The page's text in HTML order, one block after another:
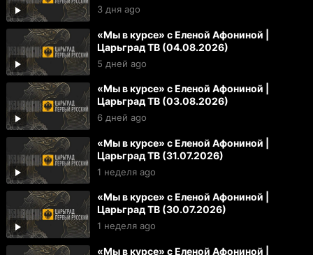
3 дня ago
«Мы в курсе» с Еленой Афониной |
Царьград ТВ (04.08.2026)
5 дней ago
«Мы в курсе» с Еленой Афониной |
Царьград ТВ (03.08.2026)
6 дней ago
«Мы в курсе» с Еленой Афониной |
Царьград ТВ (31.07.2026)
1 неделя ago
«Мы в курсе» с Еленой Афониной |
Царьград ТВ (30.07.2026)
1 неделя ago
«Мы в курсе» с Еленой Афониной |